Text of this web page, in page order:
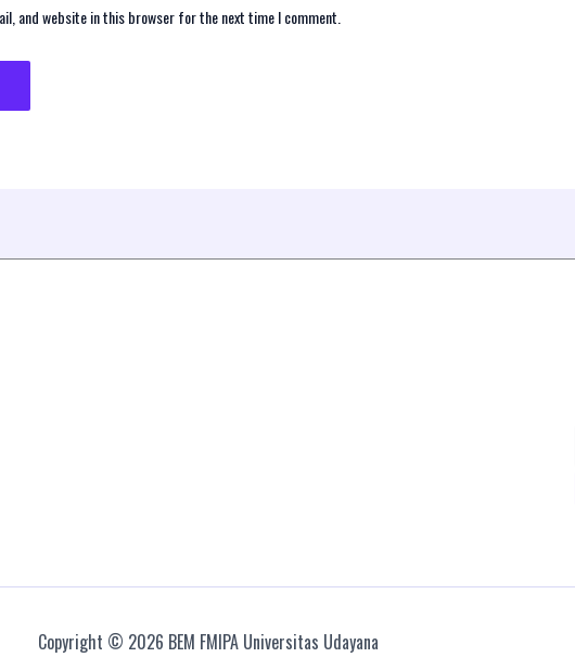
and website in this browser for the next time I comment.
Copyright © 2026 BEM FMIPA Universitas Udayana